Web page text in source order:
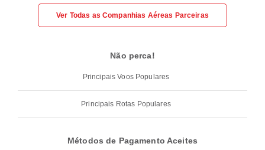
Ver Todas as Companhias Aéreas Parceiras
Não perca!
Principais Voos Populares
Principais Rotas Populares
Métodos de Pagamento Aceites